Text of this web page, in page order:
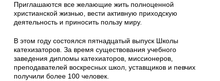
Приглашаются все желающие жить полноценной
христианской жизнью, вести активную приходскую
деятельность и приносить пользу миру.
В этом году состоялся пятнадцатый выпуск Школы
катехизаторов. За время существования учебного
заведения дипломы катехиаторов, миссионеров,
преподавателей воскресных школ, уставщиков и певчих
получили более 100 человек.